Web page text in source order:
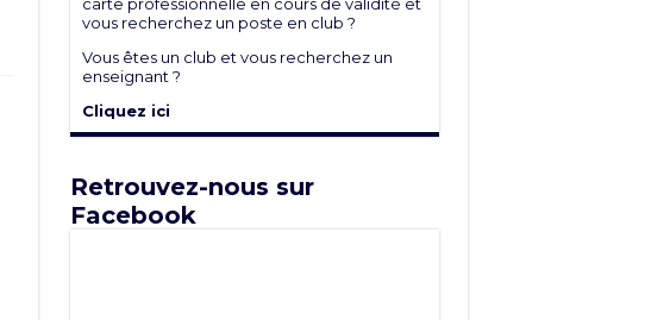
carte professionnelle en cours de validité et
vous recherchez un poste en club ?
Vous êtes un club et vous recherchez un
enseignant ?
Cliquez ici
Retrouvez-nous sur
Facebook